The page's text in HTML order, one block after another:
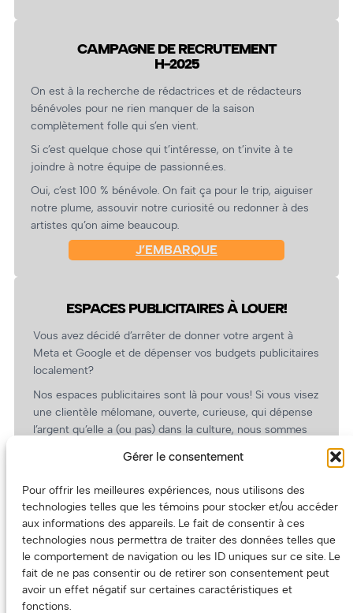
Gérer le consentement
Pour offrir les meilleures expériences, nous utilisons des
technologies telles que les témoins pour stocker et/ou accéder
aux informations des appareils. Le fait de consentir à ces
technologies nous permettra de traiter des données telles que
le comportement de navigation ou les ID uniques sur ce site. Le
fait de ne pas consentir ou de retirer son consentement peut
avoir un effet négatif sur certaines caractéristiques et
fonctions.
CAMPAGNE DE RECRUTEMENT
H-2025
On est à la recherche de rédactrices et de rédacteurs
bénévoles pour ne rien manquer de la saison
complètement folle qui s’en vient.
Si c’est quelque chose qui t’intéresse, on t’invite à te
joindre à notre équipe de passionné.es.
Oui, c’est 100 % bénévole. On fait ça pour le trip, aiguiser
notre plume, assouvir notre curiosité ou redonner à des
artistes qu’on aime beaucoup.
J’EMBARQUE
ESPACES PUBLICITAIRES À LOUER!
Vous avez décidé d’arrêter de donner votre argent à
Meta et Google et de dépenser vos budgets publicitaires
localement?
Nos espaces publicitaires sont là pour vous! Si vous visez
une clientèle mélomane, ouverte, curieuse, qui dépense
l’argent qu’elle a (ou pas) dans la culture, nous sommes
revient.
(Oui, on va avoir des tarifs spéciaux pour vous, les
artistes!)